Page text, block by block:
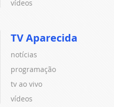
vídeos
TV Aparecida
notícias
programação
tv ao vivo
vídeos